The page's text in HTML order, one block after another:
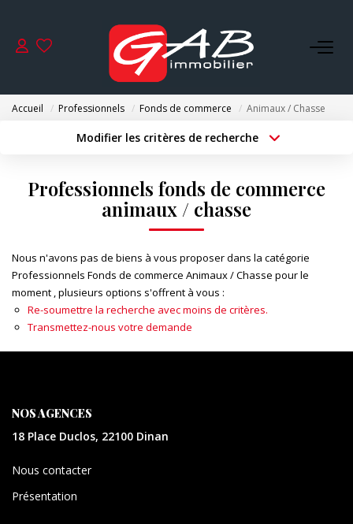
ACHETER
SYNDIC
GESTION
NOS AGENCES
Accueil Professionnels Fonds de commerce Animaux / Chasse
Modifier les critères de recherche
Type de bien
Surface min
Créer une alerte
Professionnels fonds de commerce
animaux / chasse
Nous n'avons pas de biens à vous proposer dans la catégorie
Professionnels Fonds de commerce Animaux / Chasse pour le
moment , plusieurs options s'offrent à vous :
Re-soumettre la recherche avec moins de critères.
Transmettez-nous votre demande
NOS AGENCES
18 Place Duclos, 22100 Dinan
Nous contacter
Présentation